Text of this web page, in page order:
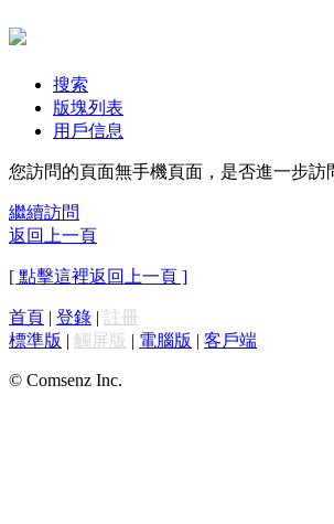
搜索
版塊列表
用戶信息
您訪問的頁面無手機頁面，是否進一步訪
繼續訪問
返回上一頁
[ 點擊這裡返回上一頁 ]
首頁 | 登錄 | 註冊
標準版 | 觸屏版 | 電腦版 | 客戶端
© Comsenz Inc.